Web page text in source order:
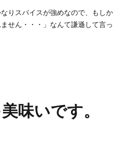
りスパイスが強めなので、もしか
せん・・・」なんて謙遜して言っ
味いです。